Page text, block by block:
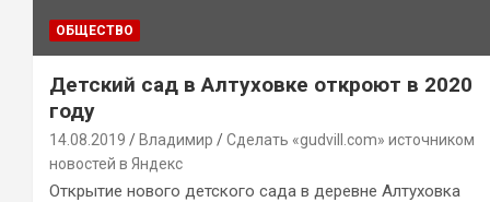
ОБЩЕСТВО
Детский сад в Алтуховке откроют в 2020
году
14.08.2019 Владимир
Сделать «gudvill.com» источником
новостей в Яндекс
Открытие нового детского сада в деревне Алтуховка